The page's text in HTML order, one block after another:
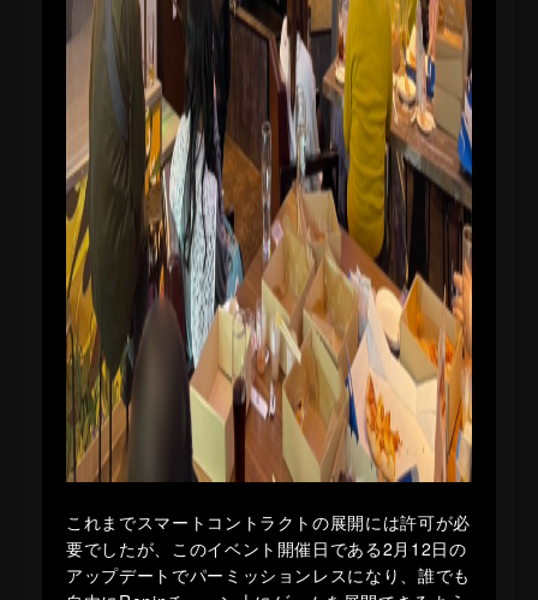
これまでスマートコントラクトの展開には許可が必
要でしたが、このイベント開催日である2月12日の
アップデートでパーミッションレスになり、誰でも